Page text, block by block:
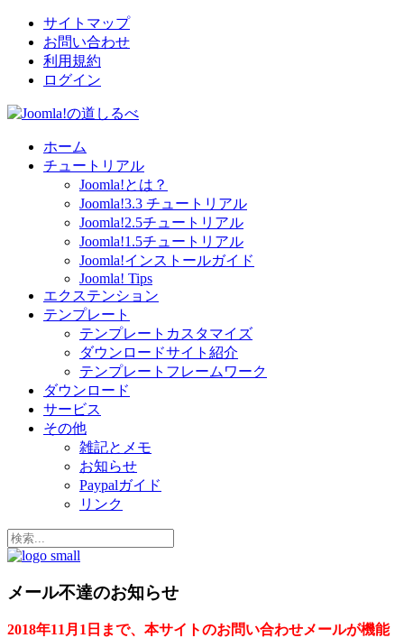
サイトマップ
お問い合わせ
利用規約
ログイン
ホーム
チュートリアル
Joomla!とは？
Joomla!3.3 チュートリアル
Joomla!2.5チュートリアル
Joomla!1.5チュートリアル
Joomla!インストールガイド
Joomla! Tips
エクステンション
テンプレート
テンプレートカスタマイズ
ダウンロードサイト紹介
テンプレートフレームワーク
ダウンロード
サービス
その他
雑記とメモ
お知らせ
Paypalガイド
リンク
メール不達のお知らせ
2018年11月1日まで、本サイトのお問い合わせメールが機能